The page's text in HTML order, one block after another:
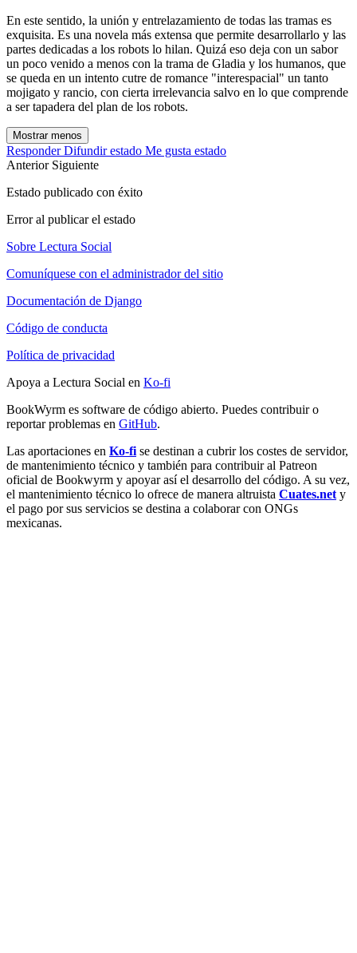
En este sentido, la unión y entrelazamiento de todas las tramas es
exquisita. Es una novela más extensa que permite desarrollarlo y las
partes dedicadas a los robots lo hilan. Quizá eso deja con un sabor
un poco venido a menos con la trama de Gladia y los humanos, que
se queda en un intento cutre de romance "interespacial" un tanto
mojigato y rancio, con cierta irrelevancia salvo en lo que comprende
a ser tapadera del plan de los robots.
Mostrar menos
Responder Difundir estado Me gusta estado
Anterior Siguiente
Estado publicado con éxito
Error al publicar el estado
Sobre Lectura Social
Comuníquese con el administrador del sitio
Documentación de Django
Código de conducta
Política de privacidad
Apoya a Lectura Social en Ko-fi
BookWyrm es software de código abierto. Puedes contribuir o
reportar problemas en GitHub.
Las aportaciones en Ko-fi se destinan a cubrir los costes de servidor,
de mantenimiento técnico y también para contribuir al Patreon
oficial de Bookwyrm y apoyar así el desarrollo del código. A su vez,
el mantenimiento técnico lo ofrece de manera altruista Cuates.net y
el pago por sus servicios se destina a colaborar con ONGs
mexicanas.